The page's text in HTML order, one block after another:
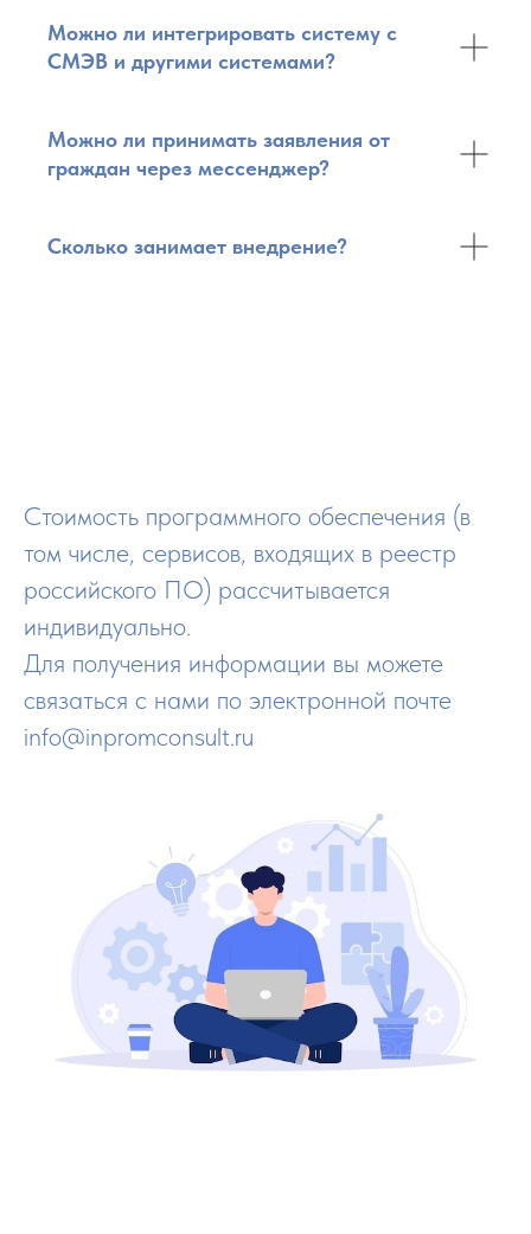
Можно ли интегрировать систему с
СМЭВ и другими системами?
Можно ли принимать заявления от
граждан через мессенджер?
Сколько занимает внедрение?
Стоимость программного обеспечения (в
том числе, сервисов, входящих в реестр
российского ПО) рассчитывается
индивидуально.
Для получения информации вы можете
связаться с нами по электронной почте
info@inpromconsult.ru